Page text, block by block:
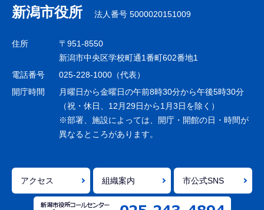
ナ
ビ
ゲ
シ
ョ
で
新潟市役所 法人番号 5000020151009
住所
〒951-8550
新潟市中央区学校町通1番町602番地1
電話番号
025-228-1000（代表）
開庁時間
月曜日から金曜日の午前8時30分から午後5時30分
（祝・休日、12月29日から1月3日を除く）
※部署、施設によっては、開庁・開館の日・時間が
異なるところがあります。
アクセス 組織案内 市公式SNS